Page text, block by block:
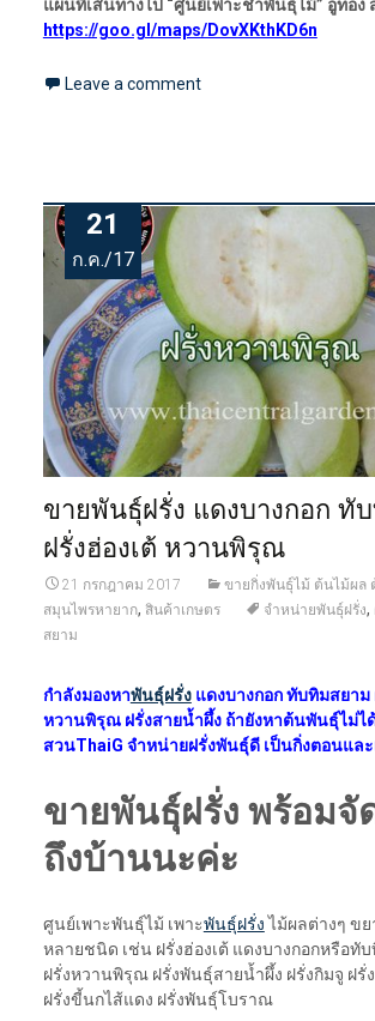
แผนที่เส้นทางไป “ศูนย์เพาะชำพันธุ์ไม้” อู่ทอ
https://goo.gl/maps/DovXKthKD6n
Leave a comment
21
ก.ค./17
ขายพันธุ์ฝรั่ง แดงบางกอก ทั
ฝรั่งฮ่องเต้ หวานพิรุณ
21 กรกฎาคม 2017
ขายกิ่งพันธุ์ไม้ ต้นไม้ผล
สมุนไพรหายาก, สินค้าเกษตร จำหน่ายพันธุ์ฝรั่ง,
สยาม
กำลังมองหาพันธุ์ฝรั่งแดงบางกอก ทับทิมสยาม
หวานพิรุณ ฝรั่งสายน้ำผึ้ง ถ้ายังหาต้นพันธุ์ไม่ไ
สวนThaiG จำหน่ายฝรั่งพันธุ์ดี เป็นกิ่งตอนแล
ขายพันธุ์ฝรั่ง พร้อมจั
ถึงบ้านนะค่ะ
ศูนย์เพาะพันธุ์ไม้ เพาะพันธุ์ฝรั่งไม้ผลต่างๆ ขย
หลายชนิด เช่น ฝรั่งฮ่องเต้ แดงบางกอกหรือทั
ฝรั่งหวานพิรุณ ฝรั่งพันธุ์สายน้ำผึ้ง ฝรั่งกิมจู ฝรั่
ฝรั่งขี้นกไส้แดง ฝรั่งพันธุ์โบราณ